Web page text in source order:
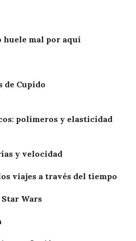
huele mal por aquí
de Cupido
polímeros y elasticidad
y velocidad
viajes a través del tiempo
Wars